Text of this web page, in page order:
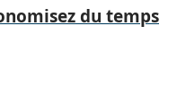
du temps